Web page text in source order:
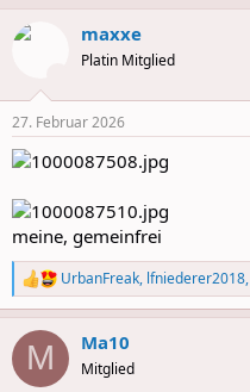
maxxe
Platin Mitglied
27. Februar 2026
meine, gemeinfrei
R
e
a
c
i
UrbanFreak, lfniederer2018,
M Ma10
Mitglied